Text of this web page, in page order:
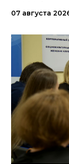
07 августа